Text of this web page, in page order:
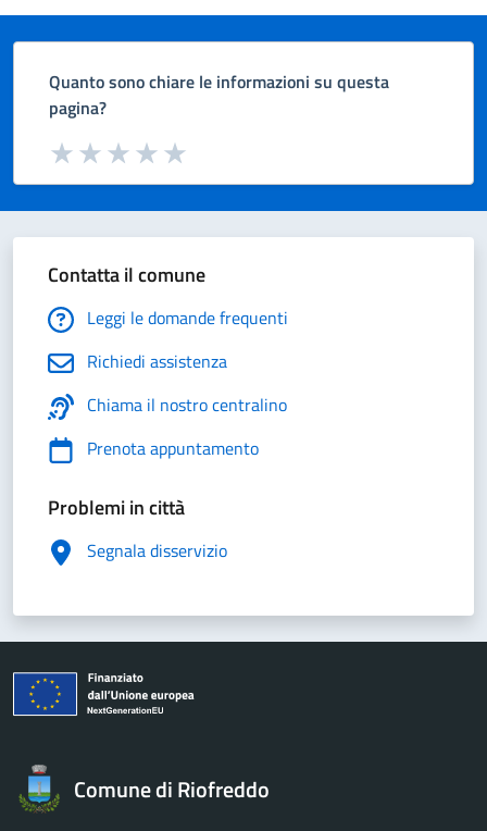
Quanto sono chiare le informazioni su questa
pagina?
Valuta da 1 a 5 stelle la pagina
Valuta 5 stelle su 5
Valuta 4 stelle su 5
Valuta 3 stelle su 5
Valuta 2 stelle su 5
Valuta 1 stelle su 5
Contatta il comune
Leggi le domande frequenti
Richiedi assistenza
Chiama il nostro centralino
Prenota appuntamento
Problemi in città
Segnala disservizio
Comune di Riofreddo